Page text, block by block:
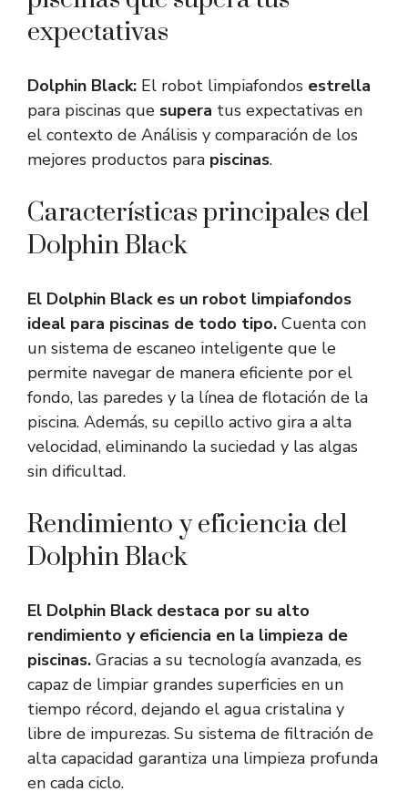
expectativas
Dolphin Black: El robot limpiafondos estrella
para piscinas que supera tus expectativas en
el contexto de Análisis y comparación de los
mejores productos para piscinas.
Características principales del
Dolphin Black
El Dolphin Black es un robot limpiafondos
ideal para piscinas de todo tipo. Cuenta con
un sistema de escaneo inteligente que le
permite navegar de manera eficiente por el
fondo, las paredes y la línea de flotación de la
piscina. Además, su cepillo activo gira a alta
velocidad, eliminando la suciedad y las algas
sin dificultad.
Rendimiento y eficiencia del
Dolphin Black
El Dolphin Black destaca por su alto
rendimiento y eficiencia en la limpieza de
piscinas. Gracias a su tecnología avanzada, es
capaz de limpiar grandes superficies en un
tiempo récord, dejando el agua cristalina y
libre de impurezas. Su sistema de filtración de
alta capacidad garantiza una limpieza profunda
en cada ciclo.